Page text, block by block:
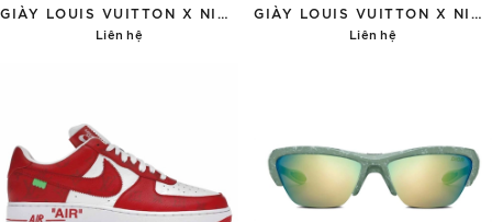
Liên hệ Liên hệ